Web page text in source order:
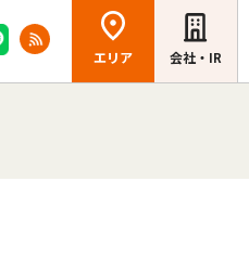
エリア 会社・IR